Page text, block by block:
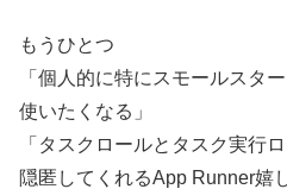
もうひとつ
「個人的に特にスモールスタ
使いたくなる」
「タスクロールとタスク実行
隠匿してくれるApp Runner嬉